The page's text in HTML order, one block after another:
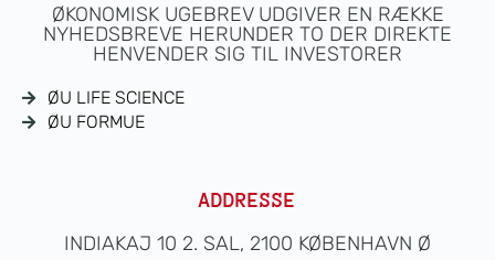
ØKONOMISK UGEBREV UDGIVER EN RÆKKE
NYHEDSBREVE HERUNDER TO DER DIREKTE
HENVENDER SIG TIL INVESTORER
ØU LIFE SCIENCE
ØU FORMUE
ADDRESSE
INDIAKAJ 10 2. SAL, 2100 KØBENHAVN Ø